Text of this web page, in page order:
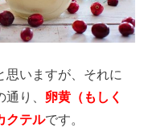
思いますが、それに
り、 卵黄（もしく
クテルです。